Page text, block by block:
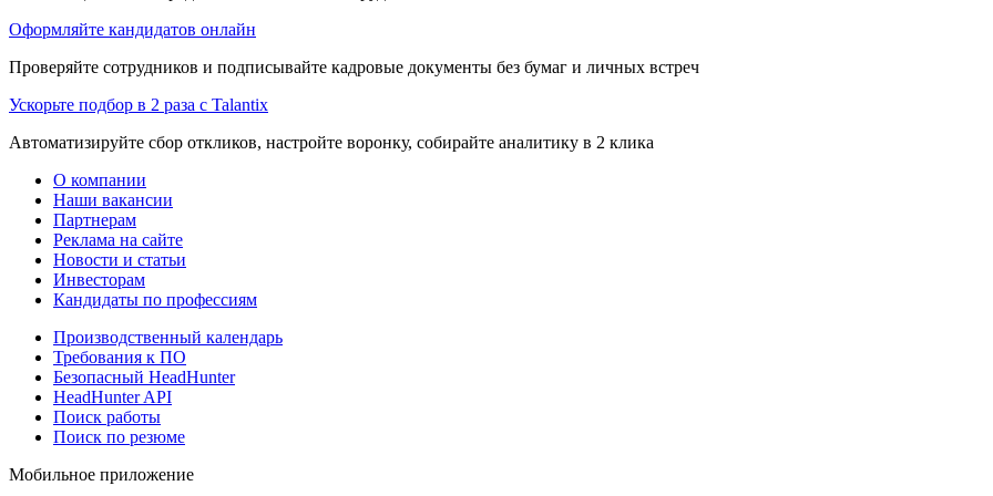
Оформляйте кандидатов онлайн
Проверяйте сотрудников и подписывайте кадровые документы без бумаг и личных встреч
Ускорьте подбор в 2 раза с Talantix
Автоматизируйте сбор откликов, настройте воронку, собирайте аналитику в 2 клика
О компании
Наши вакансии
Партнерам
Реклама на сайте
Новости и статьи
Инвесторам
Кандидаты по профессиям
Производственный календарь
Требования к ПО
Безопасный HeadHunter
HeadHunter API
Поиск работы
Поиск по резюме
Мобильное приложение